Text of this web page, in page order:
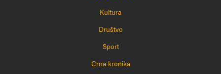
Kultura
Društvo
Sport
Crna kronika